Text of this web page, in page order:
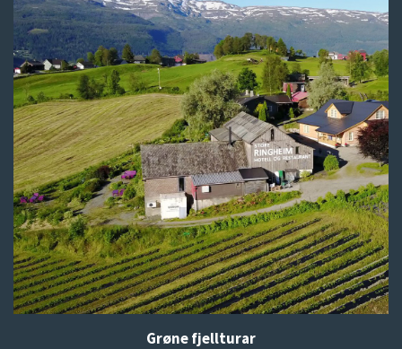
Grøne fjellturar